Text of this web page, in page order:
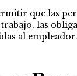
que las
las
al empleador.